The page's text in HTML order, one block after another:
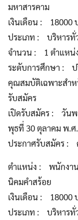
มหาสารคาม
เงินเดือน : 18000
ประเภท : บริหารทั่
จำนวน : 1 ตำแหน่
ระดับการศึกษา :
คุณสมบัติเฉพาะสำ
รับสมัคร
เปิดรับสมัคร : วันพ
พุธที่ 30 ตุลาคม พ.ศ
ประกาศรับสมัคร :
ตำแหน่ง : พนักงาน
นิคมคำสร้อย
เงินเดือน : 18000
ประเภท : บริหารทั่